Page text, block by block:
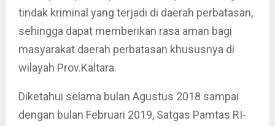
tindak kriminal yang terjadi di daerah perbatasan,
sehingga dapat memberikan rasa aman bagi
masyarakat daerah perbatasan khususnya di
wilayah Prov.Kaltara.
Diketahui selama bulan Agustus 2018 sampai
dengan bulan Februari 2019, Satgas Pamtas RI-